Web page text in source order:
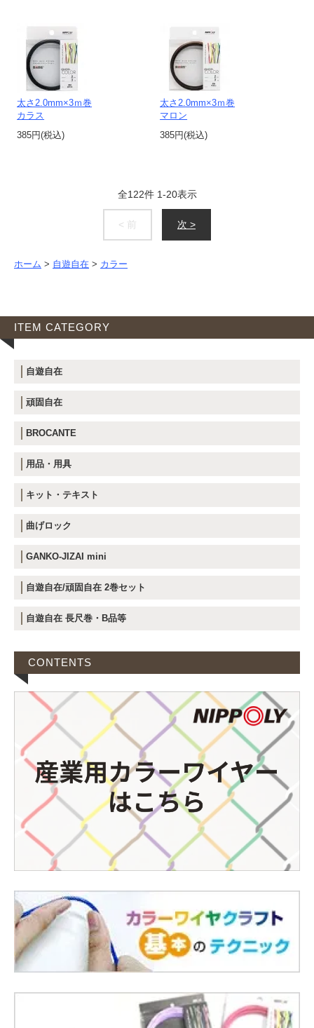
太さ2.0mm×3ｍ巻
カラス
385円(税込)
太さ2.0mm×3ｍ巻
マロン
385円(税込)
全122件 1-20表示
< 前 次 >
ホーム > 自遊自在 > カラー
ITEM CATEGORY
自遊自在
頑固自在
BROCANTE
用品・用具
キット・テキスト
曲げロック
GANKO-JIZAI mini
自遊自在/頑固自在 2巻セット
自遊自在 長尺巻・B品等
CONTENTS